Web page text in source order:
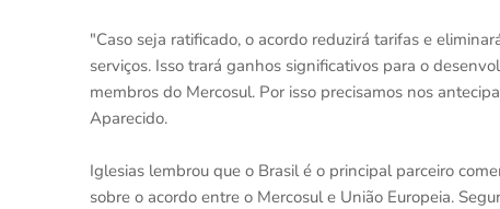
"Caso seja ratificado, o acordo reduzirá tarifas e
serviços. Isso trará ganhos significativos para o
membros do Mercosul. Por isso precisamos nos
Aparecido.
Iglesias lembrou que o Brasil é o principal parceiro
sobre o acordo entre o Mercosul e União Europeia.